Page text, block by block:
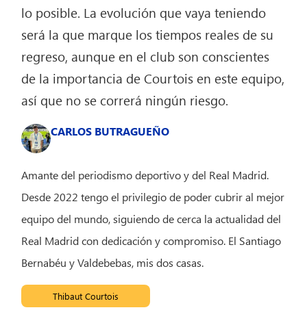
lo posible. La evolución que vaya teniendo
será la que marque los tiempos reales de su
regreso, aunque en el club son conscientes
de la importancia de Courtois en este equipo,
así que no se correrá ningún riesgo.
CARLOS BUTRAGUEÑO
Amante del periodismo deportivo y del Real Madrid.
Desde 2022 tengo el privilegio de poder cubrir al mejor
equipo del mundo, siguiendo de cerca la actualidad del
Real Madrid con dedicación y compromiso. El Santiago
Bernabéu y Valdebebas, mis dos casas.
Thibaut Courtois